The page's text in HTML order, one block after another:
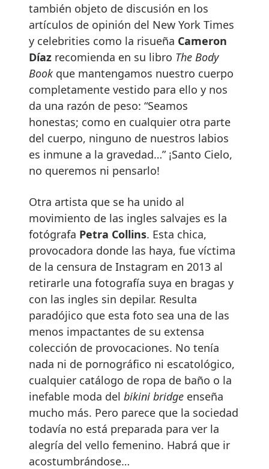
también objeto de discusión en los
artículos de opinión del New York Times
y celebrities como la risueña Cameron
Díaz recomienda en su libro The Body
Book que mantengamos nuestro cuerpo
completamente vestido para ello y nos
da una razón de peso: “Seamos
honestas; como en cualquier otra parte
del cuerpo, ninguno de nuestros labios
es inmune a la gravedad…” ¡Santo Cielo,
no queremos ni pensarlo!
Otra artista que se ha unido al
movimiento de las ingles salvajes es la
fotógrafa Petra Collins. Esta chica,
provocadora donde las haya, fue víctima
de la censura de Instagram en 2013 al
retirarle una fotografía suya en bragas y
con las ingles sin depilar. Resulta
paradójico que esta foto sea una de las
menos impactantes de su extensa
colección de provocaciones. No tenía
nada ni de pornográfico ni escatológico,
cualquier catálogo de ropa de baño o la
inefable moda del bikini bridge enseña
mucho más. Pero parece que la sociedad
todavía no está preparada para ver la
alegría del vello femenino. Habrá que ir
acostumbrándose…